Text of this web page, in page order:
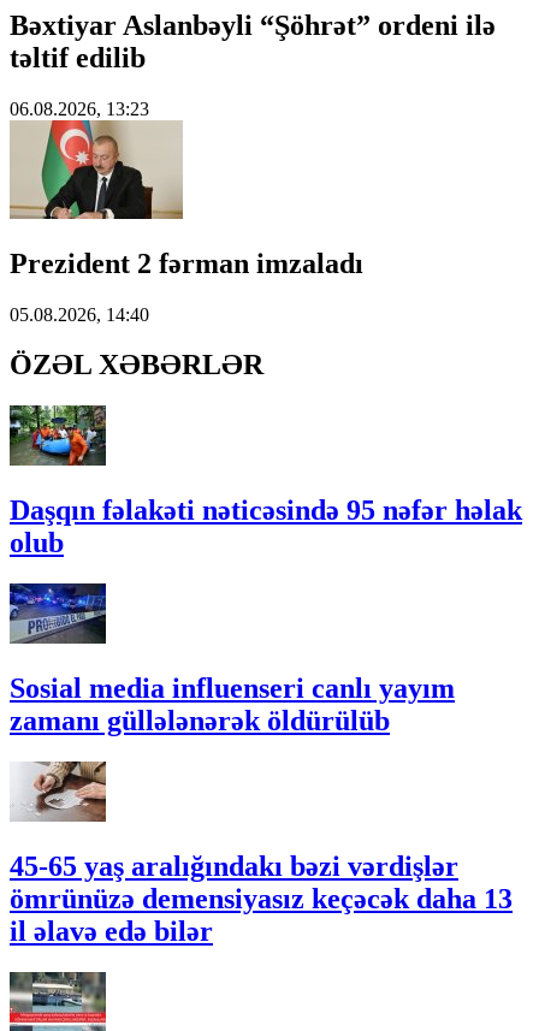
Bəxtiyar Aslanbəyli “Şöhrət” ordeni ilə
təltif edilib
06.08.2026, 13:23
Prezident 2 fərman imzaladı
05.08.2026, 14:40
ÖZƏL XƏBƏRLƏR
Daşqın fəlakəti nəticəsində 95 nəfər həlak
olub
Sosial media influenseri canlı yayım
zamanı güllələnərək öldürülüb
45-65 yaş aralığındakı bəzi vərdişlər
ömrünüzə demensiyasız keçəcək daha 13
il əlavə edə bilər